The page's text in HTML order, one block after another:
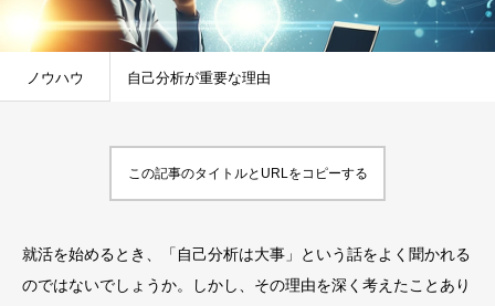
ノウハウ 自己分析が重要な理由
この記事のタイトルとURLをコピーする
就活を始めるとき、「自己分析は大事」という話をよく聞かれる
のではないでしょうか。しかし、その理由を深く考えたことあり